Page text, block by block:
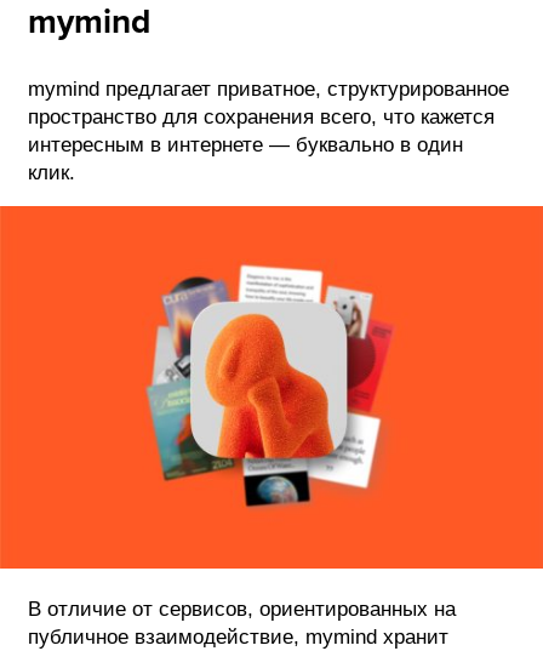
mymind
mymind предлагает приватное, структурированное
пространство для сохранения всего, что кажется
интересным в интернете — буквально в один
клик.
В отличие от сервисов, ориентированных на
публичное взаимодействие, mymind хранит